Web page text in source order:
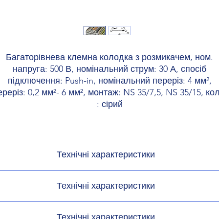
Багаторівнева клемна колодка з розмикачем, ном.
напруга: 500 В, номінальний струм: 30 А, спосіб
підключення: Push-in, номінальний переріз: 4 мм²,
0,2 мм²- 6 мм², монтаж: NS 35/7,5, NS 35/15,
: сірий
Технічні характеристики
Технічні характеристики